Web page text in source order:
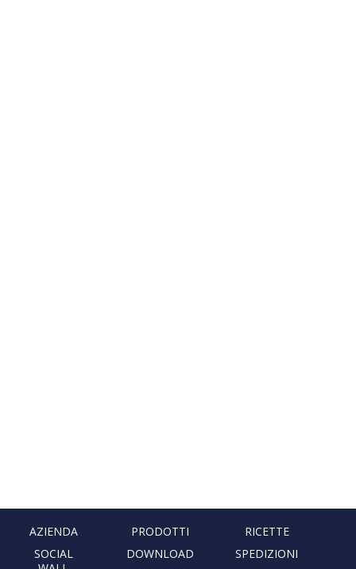
AZIENDA PRODOTTI
RICETTE
SOCIAL
DOWNLOAD
SPEDIZIONI